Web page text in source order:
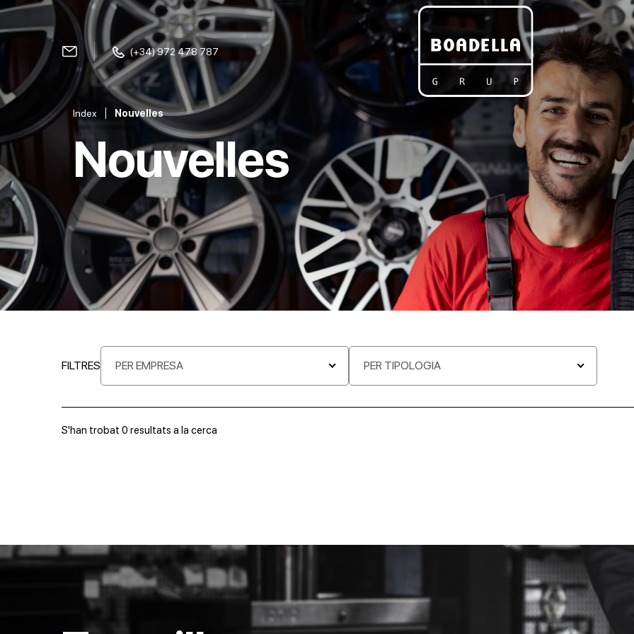
(+34) 972 478 787
Index Nouvelles
Nouvelles
FILTRES PER EMPRESA PER TIPOLOGIA
S'han trobat 0 resultats a la cerca